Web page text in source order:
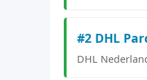
#2 DHL
DHL